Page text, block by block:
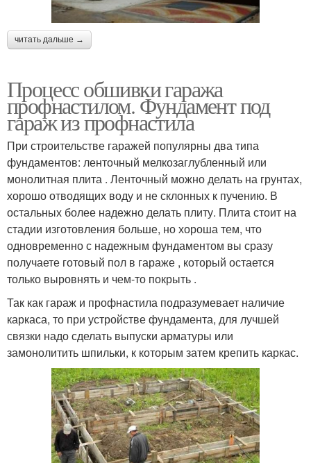
читать дальше →
Процесс обшивки гаража
профнастилом. Фундамент под
гараж из профнастила
При строительстве гаражей популярны два типа
фундаментов: ленточный мелкозаглубленный или
монолитная плита . Ленточный можно делать на грунтах,
хорошо отводящих воду и не склонных к пучению. В
остальных более надежно делать плиту. Плита стоит на
стадии изготовления больше, но хороша тем, что
одновременно с надежным фундаментом вы сразу
получаете готовый пол в гараже , который остается
только выровнять и чем-то покрыть .
Так как гараж и профнастила подразумевает наличие
каркаса, то при устройстве фундамента, для лучшей
связки надо сделать выпуски арматуры или
замонолитить шпильки, к которым затем крепить каркас.